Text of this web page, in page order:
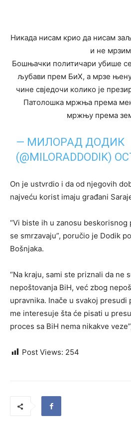
Никада нисам крио да нисам
и не
Бошњачки политичари убише се
љубави прем БиХ, а мрзе
чине свједочи колико је
Патолошка мржња према
мржњу према
— МИЛОРАД ДОДИК
(@MILORADDODIK)
On je ustvrdio i da od njegovih
najveću korist imaju građani
“Vi biste ih u zanosu beskorisnog
se smrzavaju”, poručio je Dodik
Bošnjaka.
“Na kraju, sami ste priznali da ne
nepoštovanja BiH, već zbog
upravnika. Inače u svakoj presudi
me interesuje šta će pisati u
proces sa BiH nema nikakve
Post Views: 254